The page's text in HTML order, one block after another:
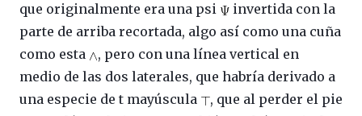
que originalmente era una psi
invertida con la
parte de arriba recortada, algo así como una cuña
como esta
, pero con una línea vertical en
medio de las dos laterales, que habría derivado a
una especie de t mayúscula
, que al perder el pie